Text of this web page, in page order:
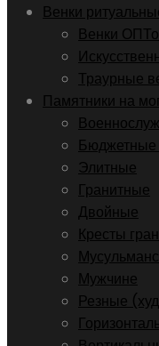
Венки
Венки
Траурные
Памятники на
Бюджетные
Элитные
Гранитные
Двойные
Кресты
Мужчине
Резные